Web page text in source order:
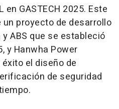
GASTECH 2025. Este
proyecto de desarrollo
ABS que se estableció
y Hanwha Power
el diseño de
de seguridad